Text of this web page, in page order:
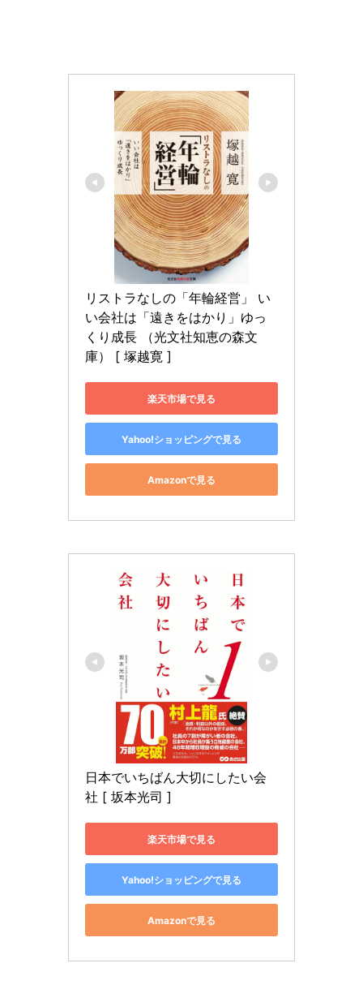
リストラなしの「年輪経営」 い
い会社は「遠きをはかり」ゆっ
くり成長 （光文社知恵の森文
庫） [ 塚越寛 ]
楽天市場で見る
Yahoo!ショッピングで見る
Amazonで見る
日本でいちばん大切にしたい会
社 [ 坂本光司 ]
楽天市場で見る
Yahoo!ショッピングで見る
Amazonで見る